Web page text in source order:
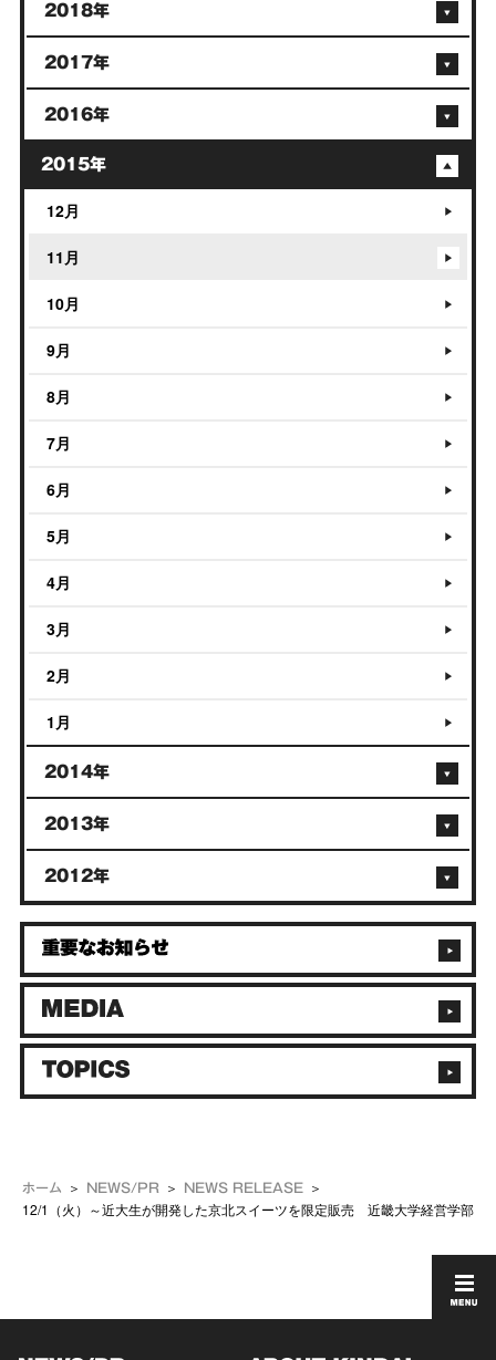
ホーム NEWS/PR NEWS RELEASE
12/1（火）～近大生が開発した京北スイーツを限定販売 近畿大学経営学部
2018年
2017年
2016年
2015年
12月
11月
10月
9月
8月
7月
6月
5月
4月
3月
2月
1月
2014年
2013年
2012年